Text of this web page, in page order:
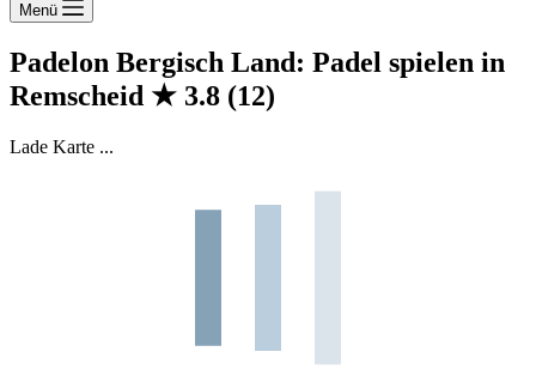
Menü
Padelon Bergisch Land: Padel spielen in
Remscheid ★ 3.8 (12)
Lade Karte ...